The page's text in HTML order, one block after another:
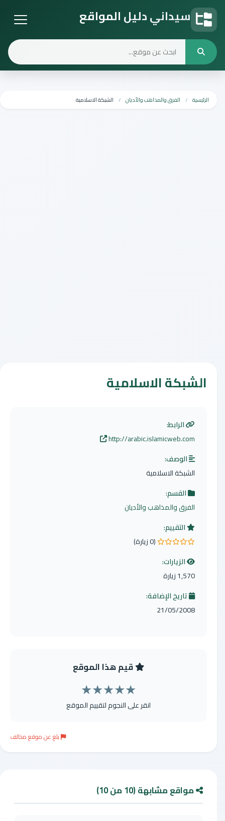
سيداني دليل المواقع
الرئيسية الفرق والمذاهب والأديان الشبكة الاسلامية
الشبكة الاسلامية
الرابط:
http://arabic.islamicweb.com
الوصف:
الشبكة الاسلامية
القسم:
الفرق والمذاهب والأديان
التقييم:
0.0 من 5 نجوم
(0 زيارة)
الزيارات:
1,570 زيارة
تاريخ الإضافة:
21/05/2008
قيم هذا الموقع
★
★
★
★
★
انقر على النجوم لتقييم الموقع
بلغ عن موقع مخالف
مواقع مشابهة (10 من 10)